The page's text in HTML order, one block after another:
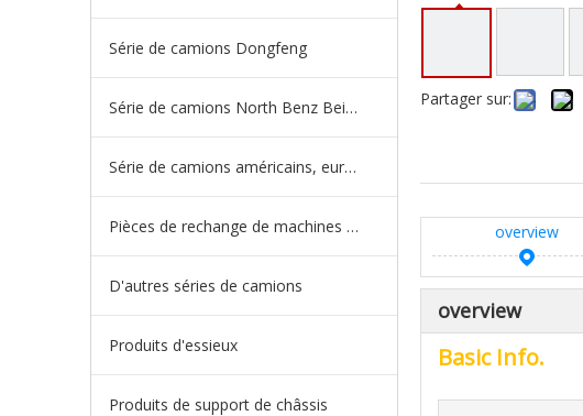
Série de camions Dongfeng
Série de camions North Benz Beiben
Série de camions américains, européens et japonais
Pièces de rechange de machines d'ingénierie de camion minier
D'autres séries de camions
Produits d'essieux
Produits de support de châssis
Partager sur:
overview
overview
Basic Info.